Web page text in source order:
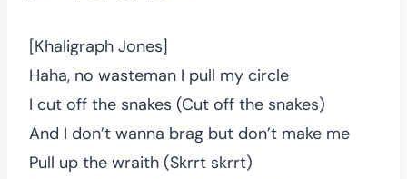
[Khaligraph Jones]
Haha, no wasteman I pull my circle
I cut off the snakes (Cut off the snakes)
And I don’t wanna brag but don’t make me
Pull up the wraith (Skrrt skrrt)